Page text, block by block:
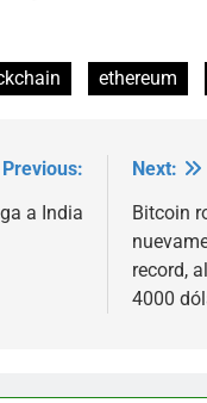
ethereum
Previous:
a India
Next:
Bitcoin
record,
4000